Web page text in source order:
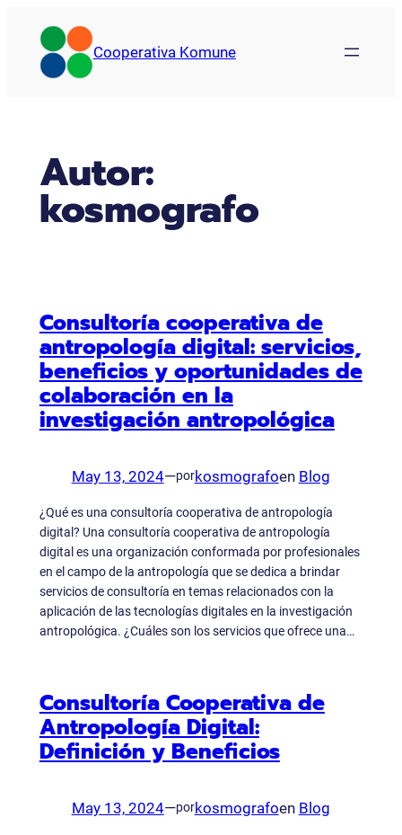
contenido
Cooperativa Komune
Autor:
kosmografo
Consultoría cooperativa de
antropología digital: servicios,
beneficios y oportunidades de
colaboración en la
investigación antropológica
May 13, 2024—porkosmografoen Blog
¿Qué es una consultoría cooperativa de antropología
digital? Una consultoría cooperativa de antropología
digital es una organización conformada por profesionales
en el campo de la antropología que se dedica a brindar
servicios de consultoría en temas relacionados con la
aplicación de las tecnologías digitales en la investigación
antropológica. ¿Cuáles son los servicios que ofrece una…
Consultoría Cooperativa de
Antropología Digital:
Definición y Beneficios
May 13, 2024—porkosmografoen Blog